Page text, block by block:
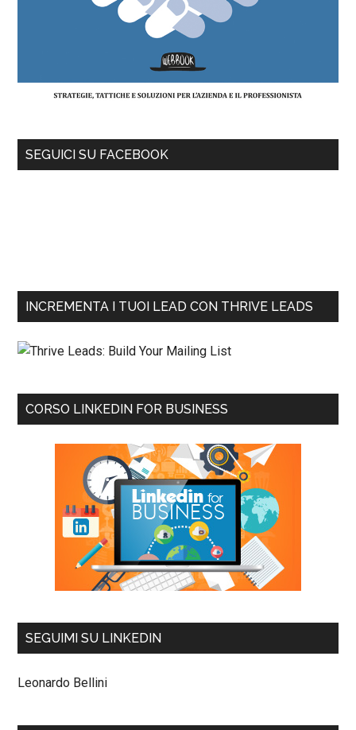
SEGUICI SU FACEBOOK
INCREMENTA I TUOI LEAD CON THRIVE LEADS
CORSO LINKEDIN FOR BUSINESS
SEGUIMI SU LINKEDIN
Leonardo Bellini